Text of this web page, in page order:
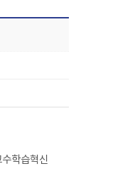
학습혁신